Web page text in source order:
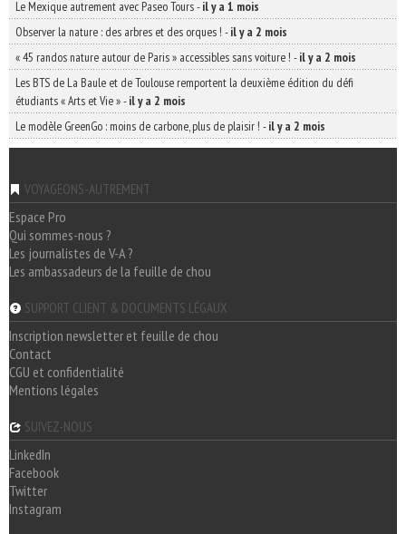
Le Mexique autrement avec Paseo Tours-il y a 1 mois
Observer la nature : des arbres et des orques ! -il y a 2 mois
« 45 randos nature autour de Paris » accessibles sans voiture ! -il y a 2 mois
Les BTS de La Baule et de Toulouse remportent la deuxième édition du défi
étudiants « Arts et Vie »-il y a 2 mois
Le modèle GreenGo : moins de carbone, plus de plaisir ! -il y a 2 mois
VOYAGEONS-AUTREMENT
Espace Pro
Qui sommes-nous ?
Les journalistes de V-A ?
Les ambassadeurs de la feuille de chou
SUPPORT CLIENT & DOCUMENTS LÉGAUX
Inscription newsletter et feuille de chou
Contact
CGU et confidentialité
Mentions légales
SUIVEZ-NOUS
LinkedIn
Facebook
Twitter
Instagram